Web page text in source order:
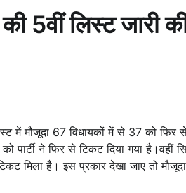
5वीं लिस्ट जारी
में मौजूदा 67 विधायकों में से 37 को फिर से
ने फिर से टिकट दिया गया है।वहीं
मिला है। इस प्रकार देखा जाए तो